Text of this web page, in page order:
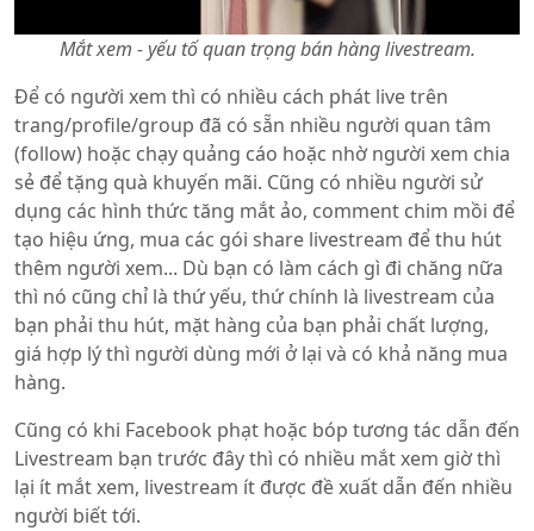
Mắt xem - yếu tố quan trọng bán hàng livestream.
Để có người xem thì có nhiều cách phát live trên
trang/profile/group đã có sẵn nhiều người quan tâm
(follow) hoặc chạy quảng cáo hoặc nhờ người xem chia
sẻ để tặng quà khuyến mãi. Cũng có nhiều người sử
dụng các hình thức tăng mắt ảo, comment chim mồi để
tạo hiệu ứng, mua các gói share livestream để thu hút
thêm người xem... Dù bạn có làm cách gì đi chăng nữa
thì nó cũng chỉ là thứ yếu, thứ chính là livestream của
bạn phải thu hút, mặt hàng của bạn phải chất lượng,
giá hợp lý thì người dùng mới ở lại và có khả năng mua
hàng.
Cũng có khi Facebook phạt hoặc bóp tương tác dẫn đến
Livestream bạn trước đây thì có nhiều mắt xem giờ thì
lại ít mắt xem, livestream ít được đề xuất dẫn đến nhiều
người biết tới.